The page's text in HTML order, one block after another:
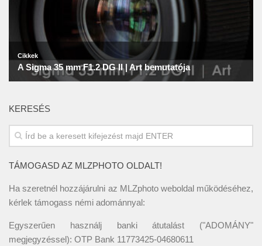
KERESÉS
TÁMOGASD AZ MLZPHOTO OLDALT!
Ha szeretnél hozzájárulni az MLZphoto weboldal működéséhez,
kérlek támogass némi adománnyal:
Egyszerűen használj banki átutalást ("ADOMÁNY"
megjegyzéssel): OTP Bank 11773425-04680611